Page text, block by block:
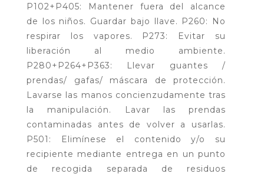
P102+P405: Mantener fuera del alcance
de los niños. Guardar bajo llave. P260: No
respirar los vapores. P273: Evitar su
liberación al medio ambiente.
P280+P264+P363: Llevar guantes /
prendas/ gafas/ máscara de protección.
Lavarse las manos concienzudamente tras
la manipulación. Lavar las prendas
contaminadas antes de volver a usarlas.
P501: Elimínese el contenido y/o su
recipiente mediante entrega en un punto
de recogida separada de residuos